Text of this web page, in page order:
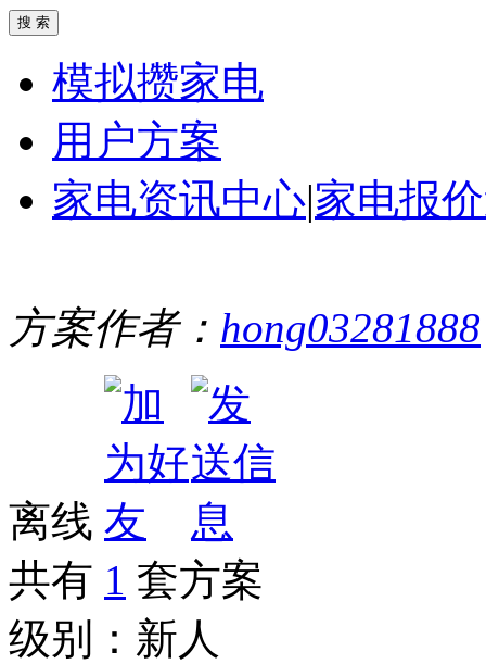
模拟攒家电
用户方案
家电资讯中心|家电报
方案作者： hong03281888
离线
共有 1 套方案
级别： 新人